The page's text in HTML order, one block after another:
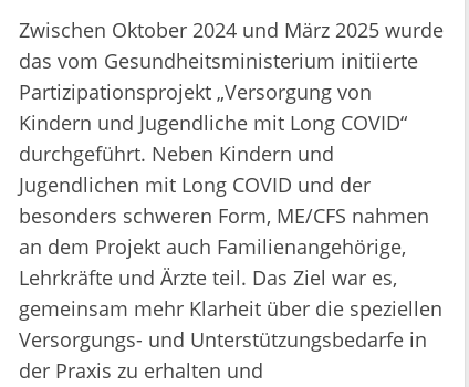
Zwischen Oktober 2024 und März 2025 wurde
das vom Gesundheitsministerium initiierte
Partizipationsprojekt „Versorgung von
Kindern und Jugendliche mit Long COVID“
durchgeführt. Neben Kindern und
Jugendlichen mit Long COVID und der
besonders schweren Form, ME/CFS nahmen
an dem Projekt auch Familienangehörige,
Lehrkräfte und Ärzte teil. Das Ziel war es,
gemeinsam mehr Klarheit über die speziellen
Versorgungs- und Unterstützungsbedarfe in
der Praxis zu erhalten und